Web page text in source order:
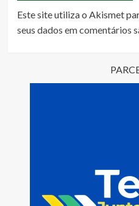
Este site utiliza o Akismet
seus dados em comentários